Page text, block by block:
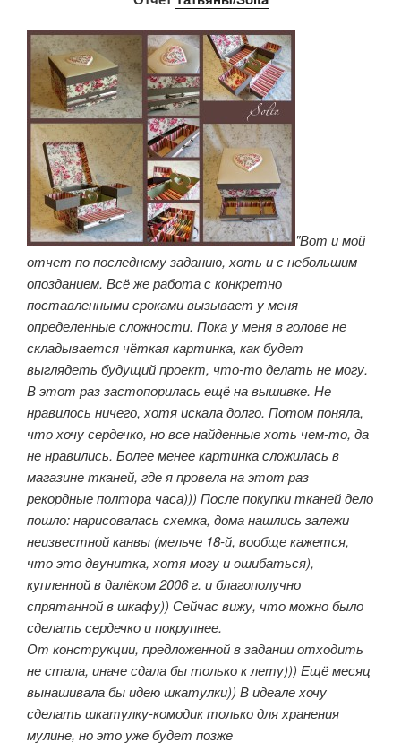
"Вот и мой
отчет по последнему заданию, хоть и с небольшим
опозданием. Всё же работа с конкретно
поставленными сроками вызывает у меня
определенные сложности. Пока у меня в голове не
складывается чёткая картинка, как будет
выглядеть будущий проект, что-то делать не могу.
В этот раз застопорилась ещё на вышивке. Не
нравилось ничего, хотя искала долго. Потом поняла,
что хочу сердечко, но все найденные хоть чем-то, да
не нравились. Более менее картинка сложилась в
магазине тканей, где я провела на этот раз
рекордные полтора часа))) После покупки тканей дело
пошло: нарисовалась схемка, дома нашлись залежи
неизвестной канвы (мельче 18-й, вообще кажется,
что это двунитка, хотя могу и ошибаться),
купленной в далёком 2006 г. и благополучно
спрятанной в шкафу)) Сейчас вижу, что можно было
сделать сердечко и покрупнее.
От конструкции, предложенной в задании отходить
не стала, иначе сдала бы только к лету))) Ещё месяц
вынашивала бы идею шкатулки)) В идеале хочу
сделать шкатулку-комодик только для хранения
мулине, но это уже будет позже